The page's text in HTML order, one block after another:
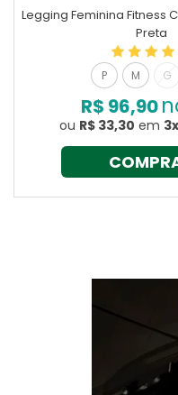
Legging Feminina Fitness
Preta
P M G
R$ 96,90
ou R$ 33,30 em 3x